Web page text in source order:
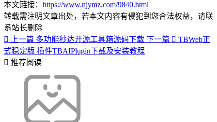
本文链接： https://www.njymz.com/9840.html
转载需注明文章出处，若本文内容有侵犯到您合法权益，请联
系站长删除
上一篇 多功能秒达开源工具箱源码下载 下一篇
TBWeb正
式稳定版 插件TBAIPlugin下载及安装教程
推荐阅读